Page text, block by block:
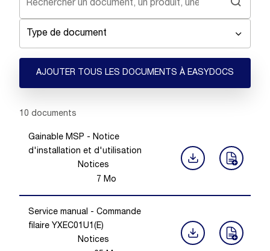
Type de document
AJOUTER TOUS LES DOCUMENTS À EASYDOCS
Showing 1 -10
10 documents
Gainable MSP - Notice
d'installation et d'utilisation
Notices
7 Mo
Service manual - Commande
filaire YXEC01U1(E)
Notices